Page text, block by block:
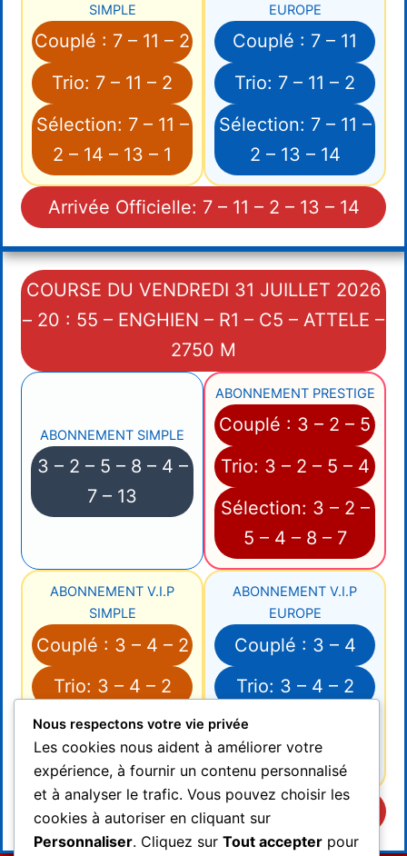
SIMPLE
Couplé : 7 – 11 – 2
Trio: 7 – 11 – 2
Sélection: 7 – 11 –
2 – 14 – 13 – 1
EUROPE
Couplé : 7 – 11
Trio: 7 – 11 – 2
Sélection: 7 – 11 –
2 – 13 – 14
Arrivée Officielle: 7 – 11 – 2 – 13 – 14
COURSE DU VENDREDI 31 JUILLET 2026
– 20 : 55 – ENGHIEN – R1 – C5 – ATTELE –
2750 M
ABONNEMENT SIMPLE
3 – 2 – 5 – 8 – 4 –
7 – 13
ABONNEMENT PRESTIGE
Couplé : 3 – 2 – 5
Trio: 3 – 2 – 5 – 4
Sélection: 3 – 2 –
5 – 4 – 8 – 7
ABONNEMENT V.I.P
SIMPLE
Couplé : 3 – 4 – 2
Trio: 3 – 4 – 2
Sélection: 3 – 4 –
2 – 8 – 5 – 7
ABONNEMENT V.I.P
EUROPE
Couplé : 3 – 4
Trio: 3 – 4 – 2
Sélection: 3 – 4 –
2 – 5 – 8
Arrivée Officielle: 3 – 4 – 2 – 5 – 8
Nous respectons votre vie privée
Les cookies nous aident à améliorer votre
expérience, à fournir un contenu personnalisé
et à analyser le trafic. Vous pouvez choisir les
cookies à autoriser en cliquant sur
Personnaliser. Cliquez sur Tout accepter pour